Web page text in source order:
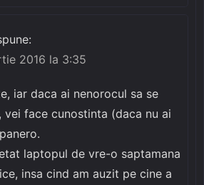
2016 la 3:35
iar daca ai nenorocul sa se
vei face cunostinta (daca nu ai
laptopul de vre-o saptamana
insa cind am auzit pe cine a